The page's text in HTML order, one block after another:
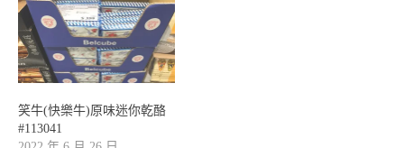
笑牛(快樂牛)原味迷你乾酪
#113041